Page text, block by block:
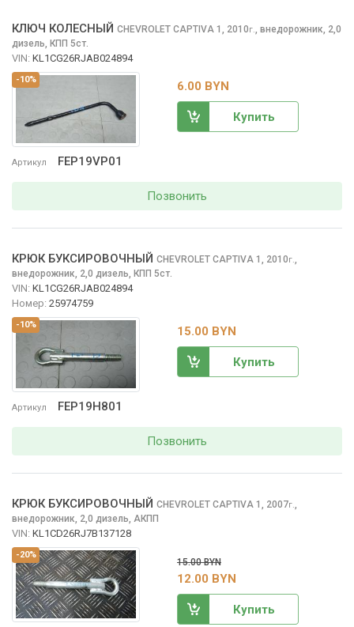
-10%
Артикул FEP19VP01
КЛЮЧ КОЛЕСНЫЙ CHEVROLET CAPTIVA 1, 2010г., внедорожник, 2,0
дизель, КПП 5ст.
VIN: KL1CG26RJAB024894
6.00 BYN
Купить
Позвонить
-10%
Артикул FEP19H801
КРЮК БУКСИРОВОЧНЫЙ CHEVROLET CAPTIVA 1, 2010г.,
внедорожник, 2,0 дизель, КПП 5ст.
VIN: KL1CG26RJAB024894
Номер: 25974759
15.00 BYN
Купить
Позвонить
-20%
КРЮК БУКСИРОВОЧНЫЙ CHEVROLET CAPTIVA 1, 2007г.,
внедорожник, 2,0 дизель, АКПП
VIN: KL1CD26RJ7B137128
15.00 BYN
12.00 BYN
Купить